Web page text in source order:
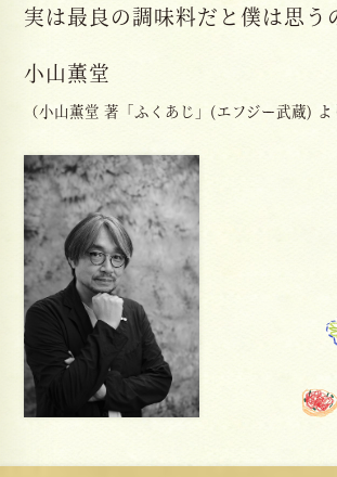
実は最良の調味料だと僕は思う
小山薫堂
（小山薫堂 著「ふくあじ」(エフジー武蔵) よ